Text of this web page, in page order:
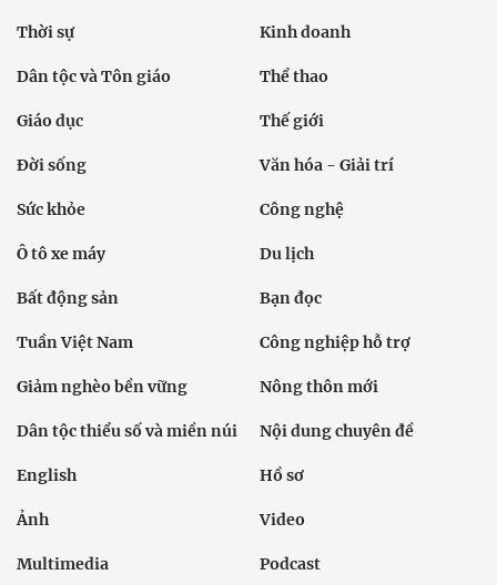
Thời sự Kinh doanh
Dân tộc và Tôn giáo Thể thao
Giáo dục Thế giới
Đời sống Văn hóa - Giải trí
Sức khỏe Công nghệ
Ô tô xe máy Du lịch
Bất động sản Bạn đọc
Tuần Việt Nam Công nghiệp hỗ trợ
Giảm nghèo bền vững Nông thôn mới
Dân tộc thiểu số và miền núi Nội dung chuyên đề
English Hồ sơ
Ảnh Video
Multimedia Podcast